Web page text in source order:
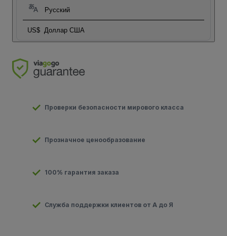
Русский
US$ Доллар США
Проверки безопасности мирового класса
Прозначное ценообразование
100% гарантия заказа
Служба поддержки клиентов от А до Я